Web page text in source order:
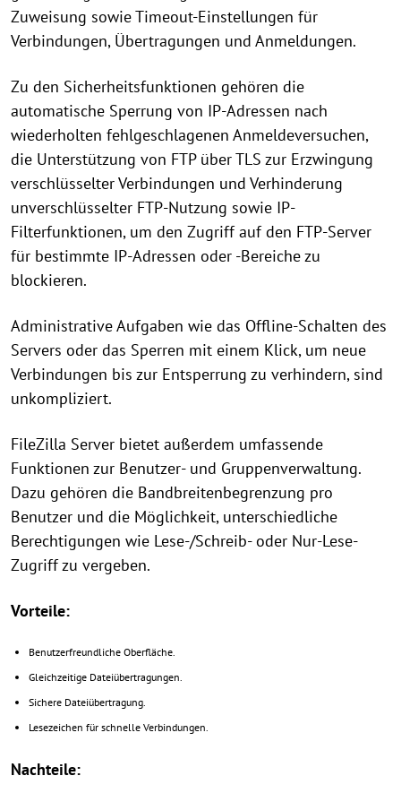
Zuweisung sowie Timeout-Einstellungen für
Verbindungen, Übertragungen und Anmeldungen.
Zu den Sicherheitsfunktionen gehören die
automatische Sperrung von IP-Adressen nach
wiederholten fehlgeschlagenen Anmeldeversuchen,
die Unterstützung von FTP über TLS zur Erzwingung
verschlüsselter Verbindungen und Verhinderung
unverschlüsselter FTP-Nutzung sowie IP-
Filterfunktionen, um den Zugriff auf den FTP-Server
für bestimmte IP-Adressen oder -Bereiche zu
blockieren.
Administrative Aufgaben wie das Offline-Schalten des
Servers oder das Sperren mit einem Klick, um neue
Verbindungen bis zur Entsperrung zu verhindern, sind
unkompliziert.
FileZilla Server bietet außerdem umfassende
Funktionen zur Benutzer- und Gruppenverwaltung.
Dazu gehören die Bandbreitenbegrenzung pro
Benutzer und die Möglichkeit, unterschiedliche
Berechtigungen wie Lese-/Schreib- oder Nur-Lese-
Zugriff zu vergeben.
Vorteile:
Benutzerfreundliche Oberfläche.
Gleichzeitige Dateiübertragungen.
Sichere Dateiübertragung.
Lesezeichen für schnelle Verbindungen.
Nachteile: